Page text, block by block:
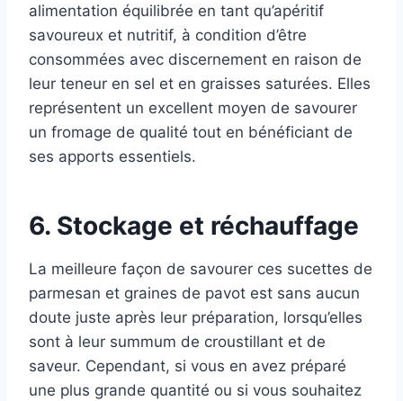
alimentation équilibrée en tant qu’apéritif
savoureux et nutritif, à condition d’être
consommées avec discernement en raison de
leur teneur en sel et en graisses saturées. Elles
représentent un excellent moyen de savourer
un fromage de qualité tout en bénéficiant de
ses apports essentiels.
6. Stockage et réchauffage
La meilleure façon de savourer ces sucettes de
parmesan et graines de pavot est sans aucun
doute juste après leur préparation, lorsqu’elles
sont à leur summum de croustillant et de
saveur. Cependant, si vous en avez préparé
une plus grande quantité ou si vous souhaitez